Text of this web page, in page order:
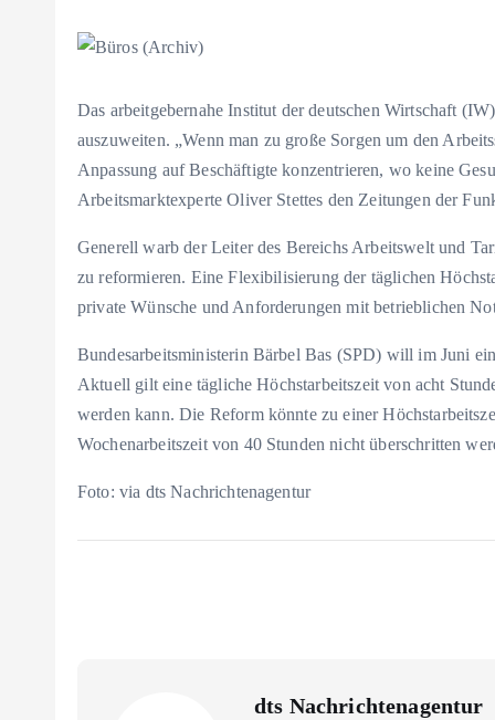
Das arbeitgebernahe Institut der deutschen Wirtschaft
auszuweiten. „Wenn man zu große Sorgen um den
Anpassung auf Beschäftigte konzentrieren, wo keine
Arbeitsmarktexperte Oliver Stettes den Zeitungen der
Generell warb der Leiter des Bereichs Arbeitswelt und
zu reformieren. Eine Flexibilisierung der täglichen
private Wünsche und Anforderungen mit betrieblichen
Bundesarbeitsministerin Bärbel Bas (SPD) will im Juni
Aktuell gilt eine tägliche Höchstarbeitszeit von acht
werden kann. Die Reform könnte zu einer
Wochenarbeitszeit von 40 Stunden nicht überschritten
Foto: via dts Nachrichtenagentur
dts Nachrichtenagentur